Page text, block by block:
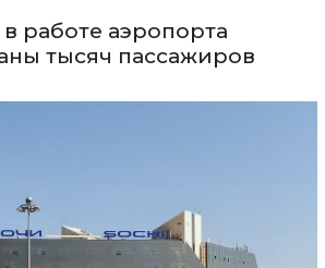
работе аэропорта
тысяч пассажиров